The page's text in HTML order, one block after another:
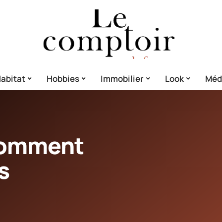
Hobbies Immobilier Look